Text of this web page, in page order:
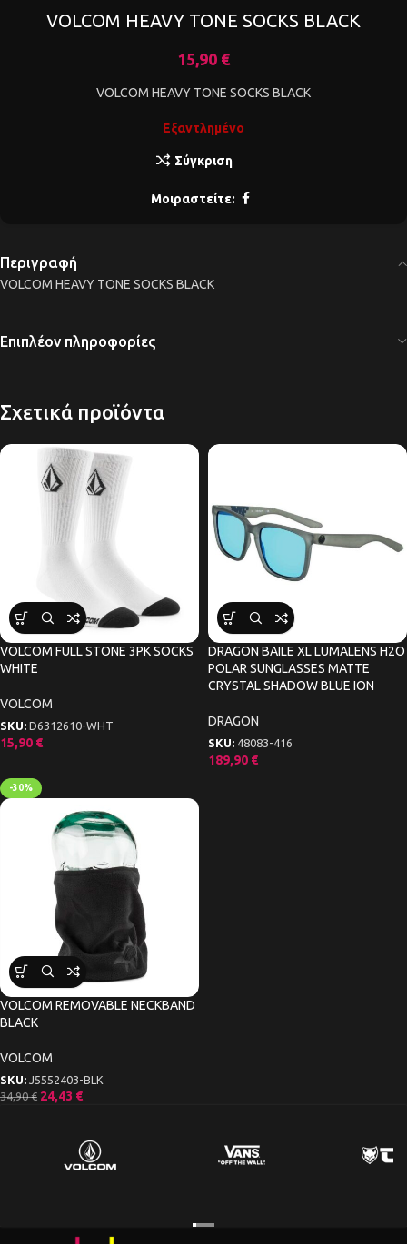
VOLCOM HEAVY TONE SOCKS BLACK
15,90 €
VOLCOM HEAVY TONE SOCKS BLACK
Εξαντλημένο
Σύγκριση
Μοιραστείτε:
Περιγραφή
VOLCOM HEAVY TONE SOCKS BLACK
Επιπλέον πληροφορίες
Σχετικά προϊόντα
VOLCOM FULL STONE 3PK SOCKS
WHITE
VOLCOM
SKU: D6312610-WHT
15,90 €
DRAGON BAILE XL LUMALENS H2O
POLAR SUNGLASSES MATTE
CRYSTAL SHADOW BLUE ION
DRAGON
SKU: 48083-416
189,90 €
-30%
VOLCOM REMOVABLE NECKBAND
BLACK
VOLCOM
SKU: J5552403-BLK
34,90€ 24,43 €